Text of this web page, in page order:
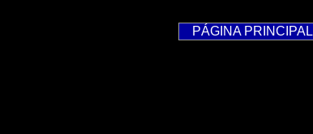
PÁGINA PRINCIPAL